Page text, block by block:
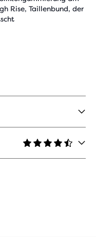
Rise, Taillenbund, der